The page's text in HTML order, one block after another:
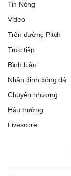
Tin Nóng
Video
Trên đường Pitch
Trực tiếp
Bình luận
Nhận định bóng đá
Chuyển nhượng
Hậu trường
Livescore